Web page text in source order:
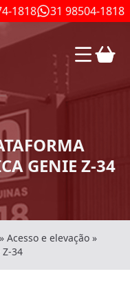
1818 31 98504-1818
GENIE Z-34
» Acesso e elevação »
34